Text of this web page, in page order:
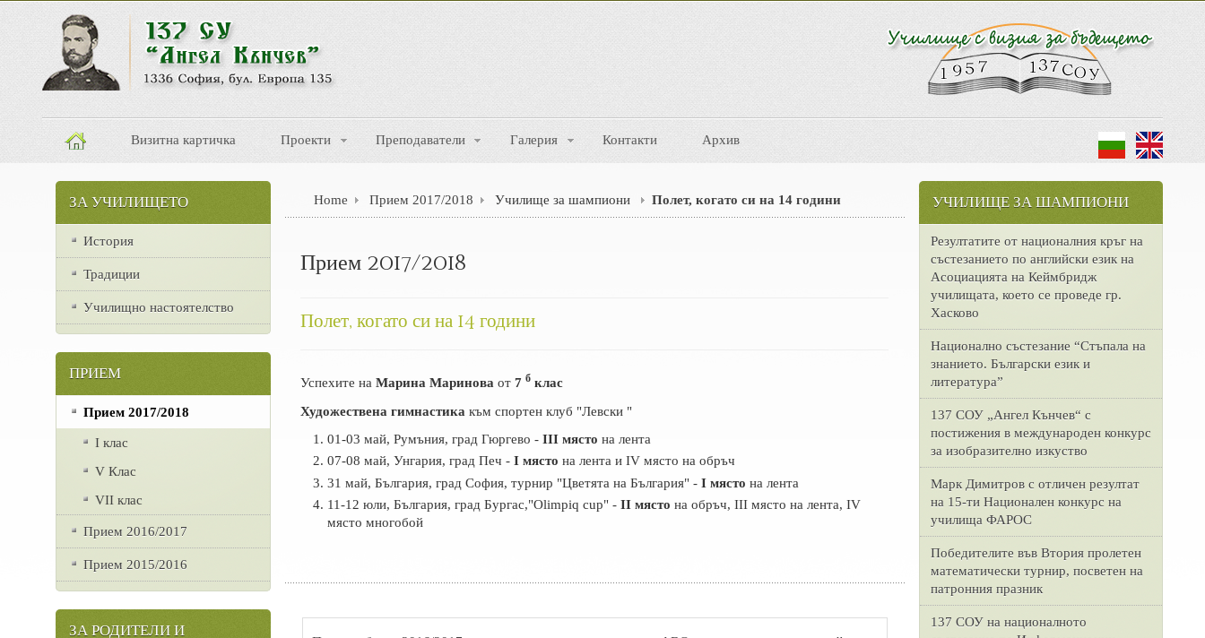
Визитна картичка Проекти Преподаватели Галерия Контакти Архив
Home Прием 2017/2018 Училище за шампиони Полет, когато си на 14 години
Прием 2017/2018
Полет, когато си на 14 години
Успехите на Марина Маринова от 7 бклас
Художествена гимнастика към спортен клуб "Левски "
01-03 май, Румъния, град Гюргево -III място на лента
07-08 май, Унгария, град Печ -I място на лента и IV място на обръч
31 май, България, град София, турнир "Цветята на България" -I място на лента
11-12 юли, България, град Бургас,"Olimpiq cup" -II място на обръч, III място на лента, IV
място многобой
ЗА УЧИЛИЩЕТО
История
Традиции
Училищно настоятелство
ПРИЕМ
Прием 2017/2018
I клас
V Клас
VII клас
Прием 2016/2017
Прием 2015/2016
ЗА РОДИТЕЛИ И
УЧИЛИЩЕ ЗА ШАМПИОНИ
Резултатите от националния кръг на
състезанието по английски език на
Асоциацията на Кеймбридж
училищата, което се проведе гр.
Хасково
Национално състезание “Стъпала на
знанието. Български език и
литература”
137 СОУ „Ангел Кънчев“ с
постижения в международен конкурс
за изобразително изкуство
Марк Димитров с отличен резултат
на 15-ти Национален конкурс на
училища ФАРОС
Победителите във Втория пролетен
математически турнир, посветен на
патронния празник
137 СОУ на националното